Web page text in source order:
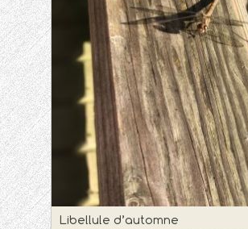
Libellule d’automne